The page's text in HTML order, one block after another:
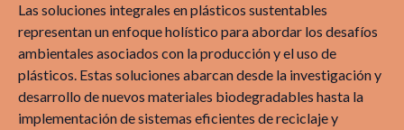
Las soluciones integrales en plásticos sustentables
representan un enfoque holístico para abordar los desafíos
ambientales asociados con la producción y el uso de
plásticos. Estas soluciones abarcan desde la investigación y
desarrollo de nuevos materiales biodegradables hasta la
implementación de sistemas eficientes de reciclaje y